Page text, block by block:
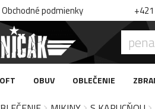
Obchodné podmienky
OBUV OBLEČENIE